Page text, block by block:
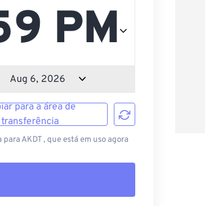
para a área de
transferência
para AKDT , que está em uso agora